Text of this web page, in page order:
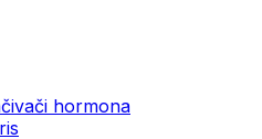
hormona